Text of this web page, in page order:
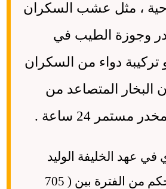
، مثل عشب السكران
وجوزة الطيب في
تركيبة دواء من السكران
البخار المتصاعد من
مستمر 24 ساعة .
عهد الخليفة الوليد
بن عبد الملك ، حكم من الفترة بين ( 705